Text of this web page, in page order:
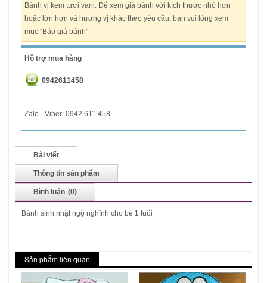
Bánh vị kem tươi vani. Để xem giá bánh với kích thước nhỏ hơn
hoặc lớn hơn và hương vị khác theo yêu cầu, bạn vui lòng xem
mục "Báo giá bánh".
Hỗ trợ mua hàng
0942611458
Zalo - Viber: 0942 611 458
Bài viết
Thông tin sản phẩm
Bình luận (0)
Bánh sinh nhật ngộ nghĩnh cho bé 1 tuổi
Sản phẩm liên quan